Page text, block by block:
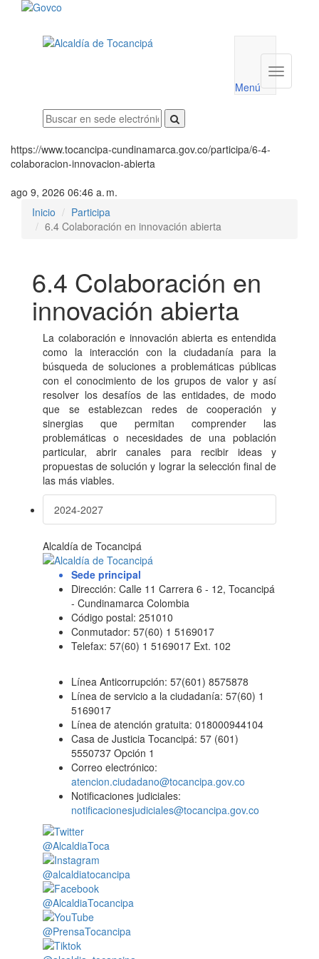
utilidades
Menú
Menú
https://www.tocancipa-cundinamarca.gov.co/participa/6-4-
colaboracion-innovacion-abierta
ago 9, 2026 06:46 a. m.
Inicio
Participa
6.4 Colaboración en innovación abierta
6.4 Colaboración en
innovación abierta
La colaboración e innovación abierta es entendida
como la interacción con la ciudadanía para la
búsqueda de soluciones a problemáticas públicas
con el conocimiento de los grupos de valor y así
resolver los desafíos de las entidades, de modo
que se establezcan redes de cooperación y
sinergias que permitan comprender las
problemáticas o necesidades de una población
particular, abrir canales para recibir ideas y
propuestas de solución y lograr la selección final de
las más viables.
2024-2027
Alcaldía de Tocancipá
Sede principal
Dirección: Calle 11 Carrera 6 - 12, Tocancipá
- Cundinamarca Colombia
Código postal: 251010
Conmutador: 57(60) 1 5169017
Telefax: 57(60) 1 5169017 Ext. 102
Línea Anticorrupción: 57(601) 8575878
Línea de servicio a la ciudadanía: 57(60) 1
5169017
Línea de atención gratuita: 018000944104
Casa de Justicia Tocancipá: 57 (601)
5550737 Opción 1
Correo electrónico:
atencion.ciudadano@tocancipa.gov.co
Notificaciones judiciales:
notificacionesjudiciales@tocancipa.gov.co
@AlcaldiaToca
@alcaldiatocancipa
@AlcaldiaTocancipa
@PrensaTocancipa